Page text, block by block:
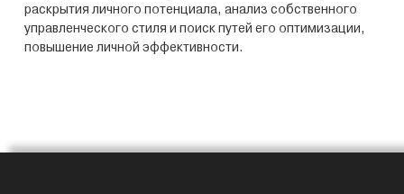
раскрытия личного потенциала, анализ собственного
управленческого стиля и поиск путей его оптимизации,
повышение личной эффективности.